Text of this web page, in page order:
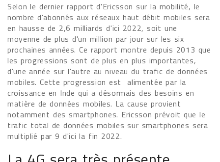
Selon le dernier rapport d'Ericsson sur la mobilité, le
nombre d'abonnés aux réseaux haut débit mobiles sera
en hausse de 2,6 milliards d'ici 2022, soit une
moyenne de plus d'un million par jour sur les six
prochaines années. Ce rapport montre depuis 2013 que
les progressions sont de plus en plus importantes,
d'une année sur l'autre au niveau du trafic de données
mobiles. Cette progression est alimentée par la
croissance en Inde qui a désormais des besoins en
matière de données mobiles. La cause provient
notamment des smartphones. Ericsson prévoit que le
trafic total de données mobiles sur smartphones sera
multiplié par 9 d'ici la fin 2022.